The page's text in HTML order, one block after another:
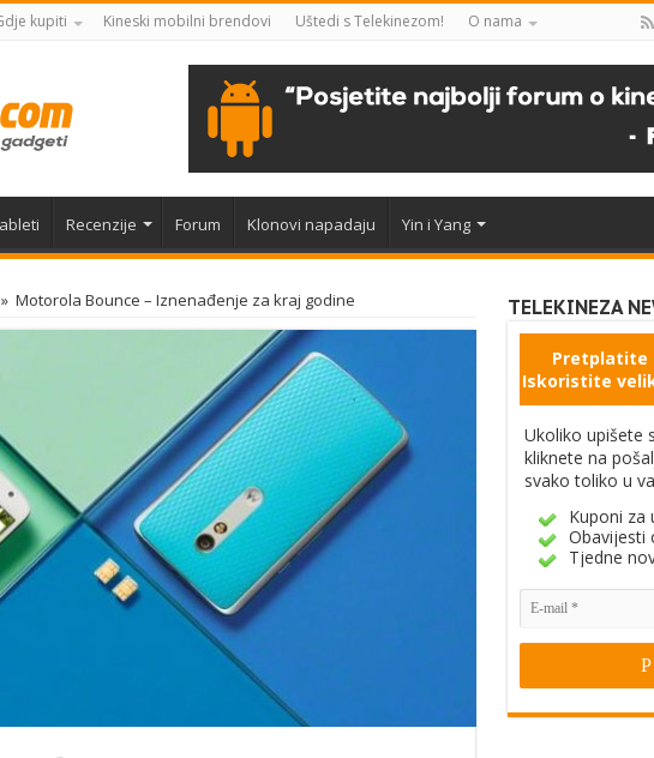
kupiti Kineski mobilni brendovi Uštedi s Telekinezom! O nama
Recenzije Forum Klonovi napadaju Yin i Yang
» Motorola Bounce – Iznenađenje za kraj godine TELEKINEZA
Pretplatite
Iskoristite
Ukoliko upišete
kliknete na
svako toliko u
Kuponi za
Obavijesti
Tjedne